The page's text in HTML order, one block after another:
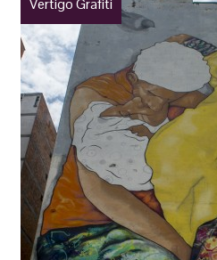
Vertigo Grafiti